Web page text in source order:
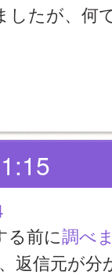
したが、何
る前に調べ
返信元が